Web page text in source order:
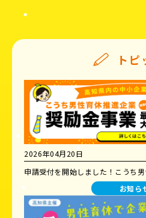
トピ
2026年04月20日
申請受付を開始しました！こうち
お知ら